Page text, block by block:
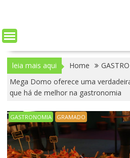
leia mais aqui Home
Mega Domo oferece uma
que há de melhor na gastronomia
GASTRONOMIA GRAMADO